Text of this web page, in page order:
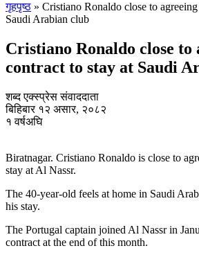
गृहपृष्ठ » Cristiano Ronaldo close to
Saudi Arabian club
Cristiano Ronaldo close to
contract to stay at Saudi
शब्द एक्स्प्रेस संवाददाता
बिहिबार १२ असार, २०८२
१ वर्षअघि
Biratnagar. Cristiano Ronaldo is close to
stay at Al Nassr.
The 40-year-old feels at home in Saudi
his stay.
The Portugal captain joined Al Nassr in
contract at the end of this month.